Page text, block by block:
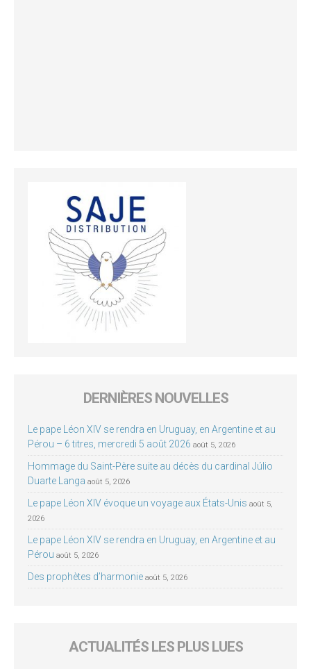
DERNIÈRES NOUVELLES
Le pape Léon XIV se rendra en Uruguay, en Argentine et au
Pérou – 6 titres, mercredi 5 août 2026 août 5, 2026
Hommage du Saint-Père suite au décès du cardinal Júlio
Duarte Langa août 5, 2026
Le pape Léon XIV évoque un voyage aux États-Unis août 5,
2026
Le pape Léon XIV se rendra en Uruguay, en Argentine et au
Pérou août 5, 2026
Des prophètes d’harmonie août 5, 2026
ACTUALITÉS LES PLUS LUES